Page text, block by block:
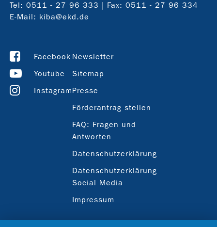
Tel: 0511 - 27 96 333
| Fax: 0511 - 27 96 334
E-Mail: kiba@ekd.de
Facebook
Youtube
Instagram
Newsletter
Sitemap
Presse
Förderantrag stellen
FAQ: Fragen und
Antworten
Datenschutzerklärung
Datenschutzerklärung
Social Media
Impressum